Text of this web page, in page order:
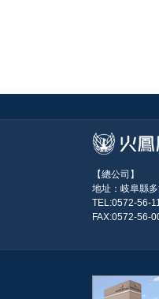
【總公司】
地址：岐阜縣
TEL:0572-56-
FAX:0572-56-